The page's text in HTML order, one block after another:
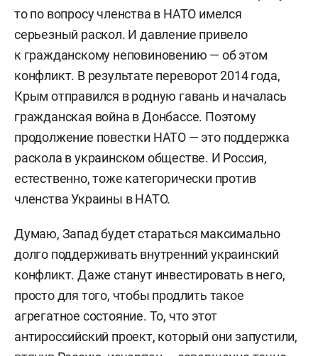
то по вопросу членства в НАТО имелся
серьезный раскол. И давление привело
к гражданскому неповиновению — об этом
конфликт. В результате переворот 2014 года,
Крым отправился в родную гавань и началась
гражданская война в Донбассе. Поэтому
продолжение повестки НАТО — это поддержка
раскола в украинском обществе. И Россия,
естественно, тоже категорически против
членства Украины в НАТО.
Думаю, Запад будет стараться максимально
долго поддерживать внутренний украинский
конфликт. Даже станут инвестировать в него,
просто для того, чтобы продлить такое
агрегатное состояние. То, что этот
антироссийский проект, который они запустили,